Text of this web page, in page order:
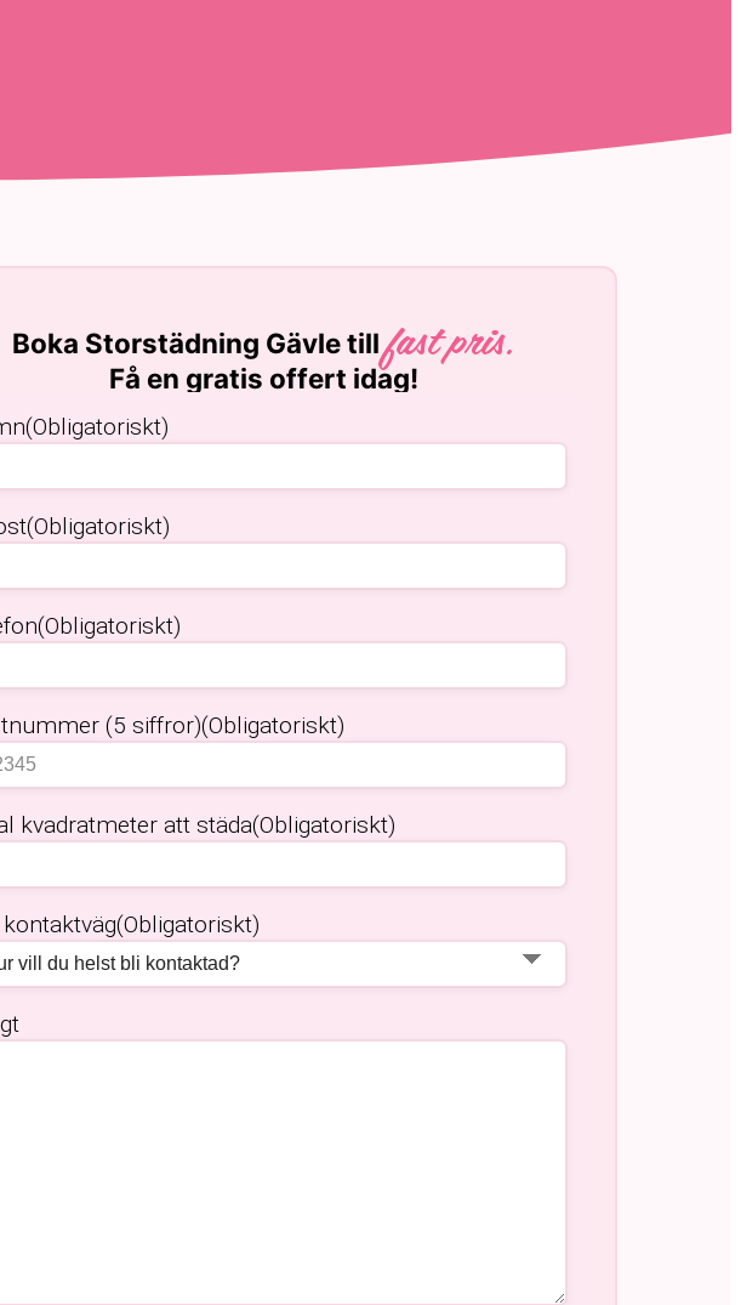
Boka Storstädning Gävle tillfast pris.
Få en gratis offert idag!
(Obligatoriskt)
(Obligatoriskt)
(Obligatoriskt)
(5 siffror)(Obligatoriskt)
kvadratmeter att städa(Obligatoriskt)
(Obligatoriskt)